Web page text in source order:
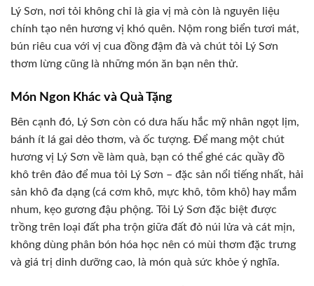
Lý Sơn, nơi tỏi không chỉ là gia vị mà còn là nguyên liệu
chính tạo nên hương vị khó quên. Nộm rong biển tươi mát,
bún riêu cua với vị cua đồng đậm đà và chút tỏi Lý Sơn
thơm lừng cũng là những món ăn bạn nên thử.
Món Ngon Khác và Quà Tặng
Bên cạnh đó, Lý Sơn còn có dưa hấu hắc mỹ nhân ngọt lịm,
bánh ít lá gai dẻo thơm, và ốc tượng. Để mang một chút
hương vị Lý Sơn về làm quà, bạn có thể ghé các quầy đồ
khô trên đảo để mua tỏi Lý Sơn – đặc sản nổi tiếng nhất, hải
sản khô đa dạng (cá cơm khô, mực khô, tôm khô) hay mắm
nhum, kẹo gương đậu phộng. Tỏi Lý Sơn đặc biệt được
trồng trên loại đất pha trộn giữa đất đỏ núi lửa và cát mịn,
không dùng phân bón hóa học nên có mùi thơm đặc trưng
và giá trị dinh dưỡng cao, là món quà sức khỏe ý nghĩa.